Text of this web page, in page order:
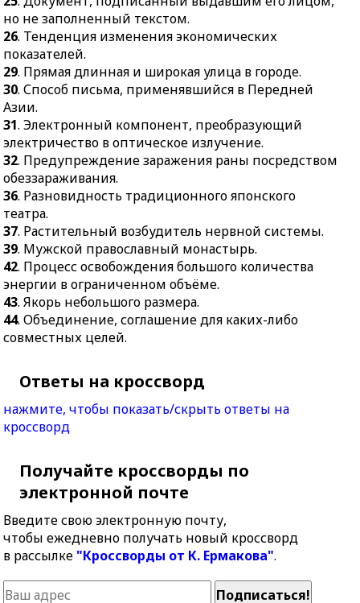
но не заполненный текстом.
26. Тенденция изменения экономических
показателей.
29. Прямая длинная и широкая улица в городе.
30. Способ письма, применявшийся в Передней
Азии.
31. Электронный компонент, преобразующий
электричество в оптическое излучение.
32. Предупреждение заражения раны посредством
обеззараживания.
36. Разновидность традиционного японского
театра.
37. Растительный возбудитель нервной системы.
39. Мужской православный монастырь.
42. Процесс освобождения большого количества
энергии в ограниченном объёме.
43. Якорь небольшого размера.
44. Объединение, соглашение для каких-либо
совместных целей.
Ответы на кроссворд
нажмите, чтобы показать/скрыть ответы на
кроссворд
Получайте кроссворды по
электронной почте
Введите свою электронную почту,
чтобы ежедневно получать новый кроссворд
в рассылке "Кроссворды от К. Ермакова".